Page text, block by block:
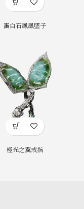
蛋白石鳳凰墜子
極光之翼戒指